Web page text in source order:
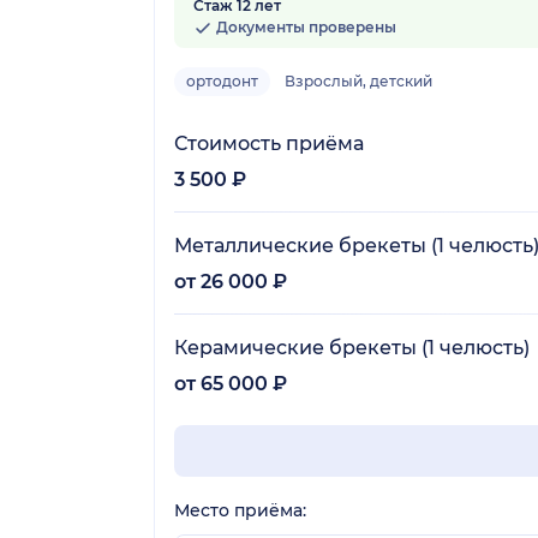
Стаж 12 лет
Документы проверены
ортодонт Взрослый, детский
Стоимость приёма
3 500 ₽
Металлические брекеты (1 челюсть)
от 26 000 ₽
Керамические брекеты (1 челюсть)
от 65 000 ₽
Место приёма: